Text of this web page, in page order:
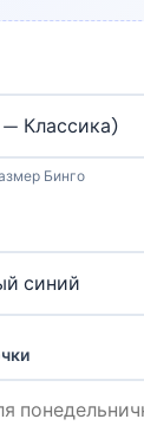
Бинго